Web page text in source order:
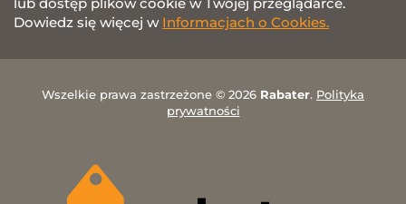
lub dostęp plików cookie w Twojej przeglądarce.
Dowiedz się więcej w Informacjach o Cookies.
Wszelkie prawa zastrzeżone © 2026 Rabater. Polityka
prywatności